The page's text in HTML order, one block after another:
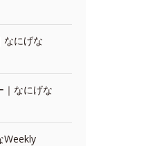
なにげな
｜なにげな
Weekly